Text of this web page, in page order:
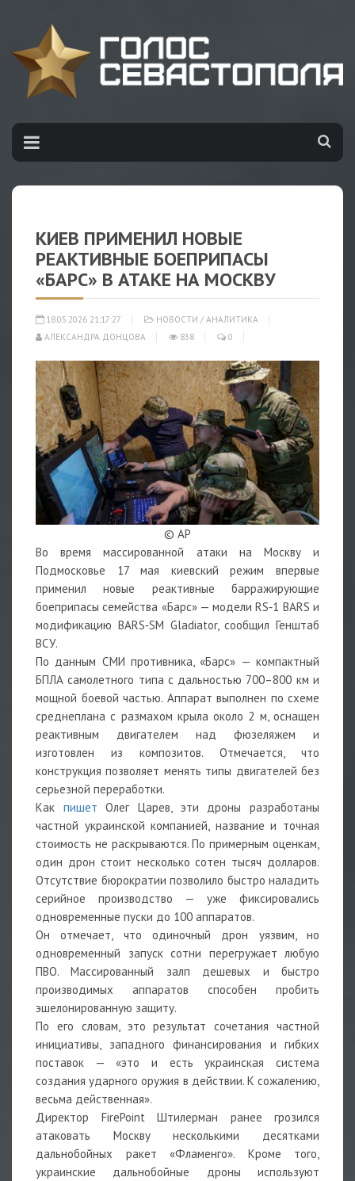
КИЕВ ПРИМЕНИЛ НОВЫЕ
РЕАКТИВНЫЕ БОЕПРИПАСЫ
«БАРС» В АТАКЕ НА МОСКВУ
18.05.2026 21:17:27 НОВОСТИ / АНАЛИТИКА
АЛЕКСАНДРА ДОНЦОВА
838 0
© AP
Во время массированной атаки на Москву и
Подмосковье 17 мая киевский режим впервые
применил новые реактивные барражирующие
боеприпасы семейства «Барс» — модели RS‑1 BARS и
модификацию BARS‑SM Gladiator, сообщил Генштаб
ВСУ.
По данным СМИ противника, «Барс» — компактный
БПЛА самолетного типа с дальностью 700–800 км и
мощной боевой частью. Аппарат выполнен по схеме
среднеплана с размахом крыла около 2 м, оснащен
реактивным двигателем над фюзеляжем и
изготовлен из композитов. Отмечается, что
конструкция позволяет менять типы двигателей без
серьезной переработки.
Как
пишет Олег Царев, эти дроны разработаны
частной украинской компанией, название и точная
стоимость не раскрываются. По примерным оценкам,
один дрон стоит несколько сотен тысяч долларов.
Отсутствие бюрократии позволило быстро наладить
серийное производство — уже фиксировались
одновременные пуски до 100 аппаратов.
Он отмечает, что одиночный дрон уязвим, но
одновременный запуск сотни перегружает любую
ПВО. Массированный залп дешевых и быстро
производимых аппаратов способен пробить
эшелонированную защиту.
По его словам, это результат сочетания частной
инициативы, западного финансирования и гибких
поставок — «это и есть украинская система
создания ударного оружия в действии. К сожалению,
весьма действенная».
Директор FirePoint Штилерман ранее грозился
атаковать Москву несколькими десятками
дальнобойных ракет «Фламенго». Кроме того,
украинские дальнобойные дроны используют